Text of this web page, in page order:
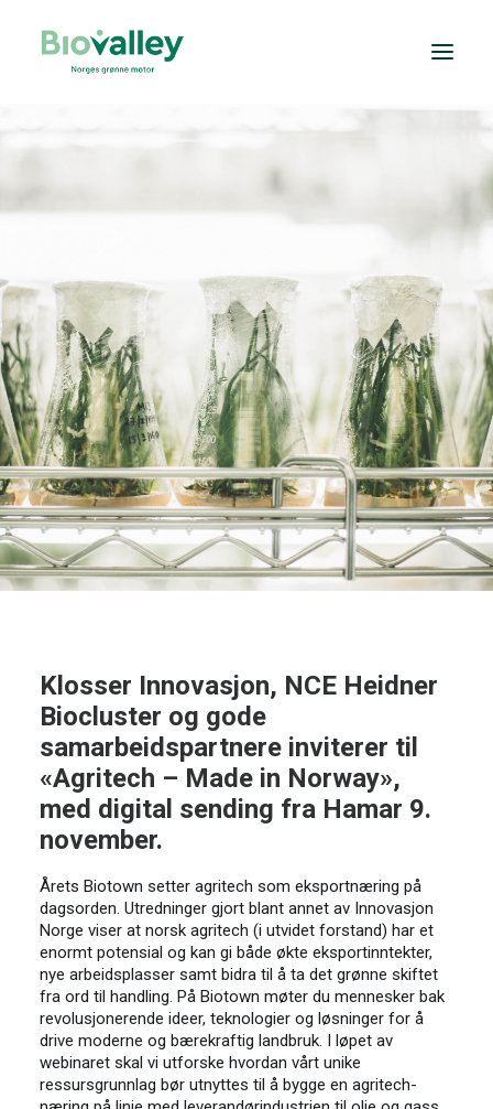
SEARCH
Klosser Innovasjon, NCE Heidner
Biocluster og gode
samarbeidspartnere inviterer til
«Agritech – Made in Norway»,
med digital sending fra Hamar 9.
november.
Årets Biotown setter agritech som eksportnæring på
dagsorden. Utredninger gjort blant annet av Innovasjon
Norge viser at norsk agritech (i utvidet forstand) har et
enormt potensial og kan gi både økte eksportinntekter,
nye arbeidsplasser samt bidra til å ta det grønne skiftet
fra ord til handling. På Biotown møter du mennesker bak
revolusjonerende ideer, teknologier og løsninger for å
drive moderne og bærekraftig landbruk. I løpet av
webinaret skal vi utforske hvordan vårt unike
ressursgrunnlag bør utnyttes til å bygge en agritech-